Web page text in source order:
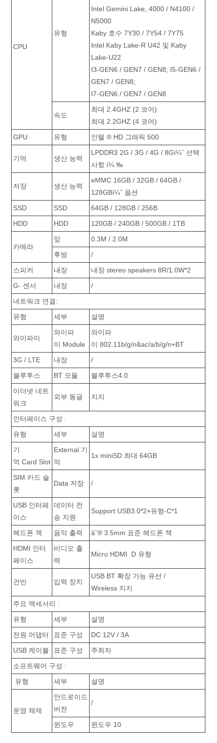
CPU
유형
Intel Gemini Lake, 4000 / N4100 /
N5000
Kaby 호수 7Y30 / 7Y54 / 7Y75
Intel Kaby Lake-R U42 및 Kaby
Lake-U22
I3-GEN6 / GEN7 / GEN8; I5-GEN6 /
GEN7 / GEN8;
I7-GEN6 / GEN7 / GEN8
속도
최대 2.4GHZ (2 코어)
최대 2.2GHZ (4 코어)
GPU
유형 인텔 ® HD 그래픽 500
기억 생산 능력
LPDDR3 2G / 3G / 4G / 8Gï¼ˆ 선택
사항 ï¼ ‰
저장 생산 능력
eMMC 16GB / 32GB / 64GB /
128GBï¼ˆ 옵션
SSD
SSD
64GB / 128GB / 256B
HDD
HDD 120GB / 240GB / 500GB / 1TB
카메라
앞
0.3M / 2.0M
후방
/
스피커
내장
내장 stereo speakers 8R/1.0W*2
G- 센서
내장
/
네트워크 연결:
유형
세부 설명
와이파이
와이파
이 Module
와이파
이 802.11b/g/n&ac/a/b/g/n+BT
3G / LTE
내장
/
블루투스
BT 모듈
블루투스4.0
이더넷 네트
워크
외부 동글 지지
인터페이스 구성 :
유형
세부
설명
기
억 Card Slot
External 기
억
1x miniSD 최대 64GB
SIM 카드 슬
롯
Data 저장 /
USB 인터페
이스
데이터 전
송 지원
Support USB3.0*2+유형-C*1
헤드폰 잭 음악 출력
âˆ® 3.5mm 표준 헤드폰 잭
HDMI 인터
페이스
비디오 출
력
Micro HDMI D 유형
건반 입력 장치
USB BT 확장 가능 유선 /
Wireless 지지
주요 액세서리 :
유형
세부
설명
전원 어댑터
표준 구성
DC 12V / 3A
USB 케이블
표준 구성
주최자
소프트웨어 구성 :
유형
세부 설명
운영 체제
안드로이드
버전
/
윈도우 윈도우 10